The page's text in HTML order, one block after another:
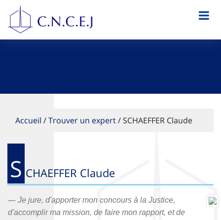
Accueil /Trouver un expert/SCHAEFFER Claude
S CHAEFFER Claude
Je jure, d'apporter mon concours à la Justice,
d'accomplir ma mission, de faire mon rapport, et de